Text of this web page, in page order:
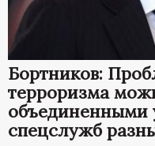
Бортников:
терроризма
объединенными
спецслужб